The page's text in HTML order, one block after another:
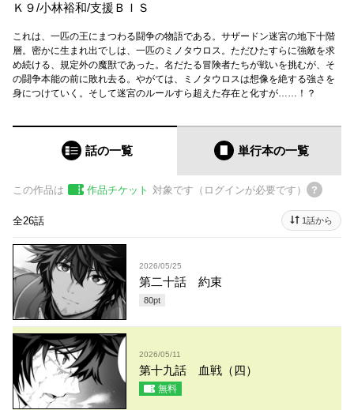
Ｋ９/小林裕和/支援ＢＩＳ
これは、一匹の王にまつわる闘争の物語である。サザードン迷宮の地下十階
層。密かに生まれ出でしは、一匹のミノタウロス。ただひたすらに強敵を求
め続ける、規定外の魔獣であった。名だたる冒険者たちが戦いを挑むが、そ
の闘争本能の前に敗れ去る。やがては、ミノタウロスは想像を絶する強さを
身につけていく。そして迷宮のルールすら超えた存在と化すが……！？
話の一覧 単行本の一覧
この作品は 作品チケット 対象です（ログインが必要です）
全26話 1話から
2026/05/25
第二十話 約束
80pt
2026/05/11
第十九話 血戦（四）
無料